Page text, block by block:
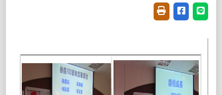
友善列印(開新視
分享至臉書
分享